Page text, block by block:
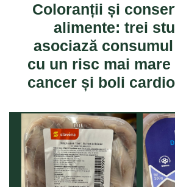
Coloranții și
alimente: trei
asociază
cu un risc mai mare
cancer și boli